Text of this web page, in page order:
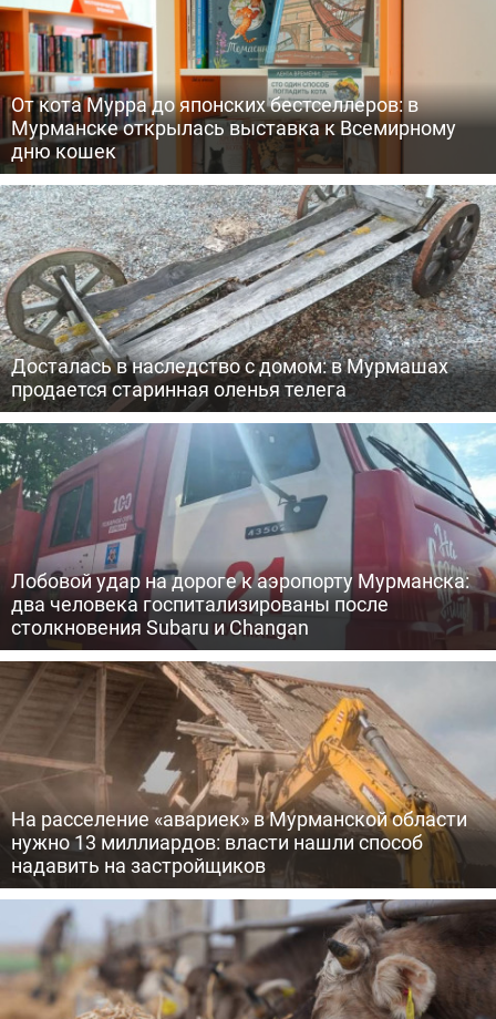
От кота Мурра до японских бестселлеров: в
Мурманске открылась выставка к Всемирному
дню кошек
Досталась в наследство с домом: в Мурмашах
продается старинная оленья телега
Лобовой удар на дороге к аэропорту Мурманска:
два человека госпитализированы после
столкновения Subaru и Changan
На расселение «авариек» в Мурманской области
нужно 13 миллиардов: власти нашли способ
надавить на застройщиков